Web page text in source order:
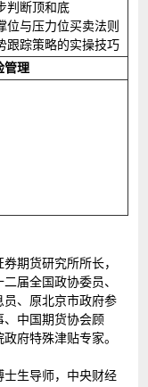
判断顶和底
位与压力位买卖法则
跟踪策略的实操技巧
管理
期货研究所所长，
届全国政协委员、
、原北京市政府参
中国期货协会顾
府特殊津贴专家。
士生导师，中央财经